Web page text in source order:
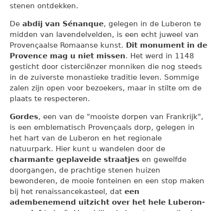
stenen ontdekken.
De abdij van Sénanque, gelegen in de Luberon te
midden van lavendelvelden, is een echt juweel van
Provençaalse Romaanse kunst. Dit monument in de
Provence mag u niet missen. Het werd in 1148
gesticht door cisterciënzer monniken die nog steeds
in de zuiverste monastieke traditie leven. Sommige
zalen zijn open voor bezoekers, maar in stilte om de
plaats te respecteren.
Gordes, een van de "mooiste dorpen van Frankrijk",
is een emblematisch Provençaals dorp, gelegen in
het hart van de Luberon en het regionale
natuurpark. Hier kunt u wandelen door de
charmante geplaveide straatjes en gewelfde
doorgangen, de prachtige stenen huizen
bewonderen, de mooie fonteinen en een stop maken
bij het renaissancekasteel, dat een
adembenemend uitzicht over het hele Luberon-